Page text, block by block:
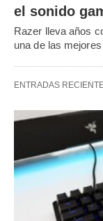
el sonido
Razer lleva años
una de las
ENTRADAS